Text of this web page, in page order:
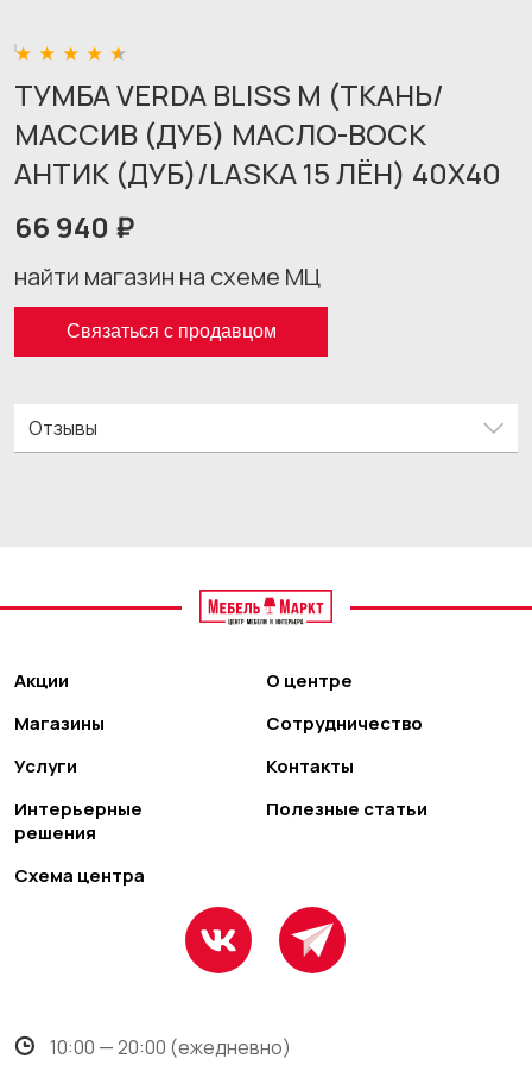
ТУМБА VERDA BLISS M (ТКАНЬ/
МАССИВ (ДУБ) МАСЛО-ВОСК
АНТИК (ДУБ)/LASKA 15 ЛЁН) 40X40
66 940 ₽
найти магазин на схеме МЦ
Связаться с продавцом
Отзывы
Акции
Магазины
Услуги
Интерьерные
решения
Схема центра
О центре
Сотрудничество
Контакты
Полезные статьи
10:00 — 20:00 (ежедневно)